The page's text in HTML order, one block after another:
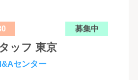
募集中
ッフ 東京
センター